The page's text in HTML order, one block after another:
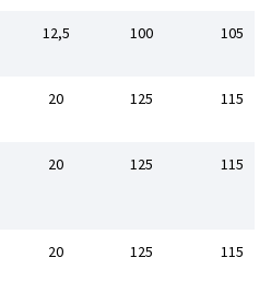
12,5 100 105
20 125 115
20 125 115
20 125 115